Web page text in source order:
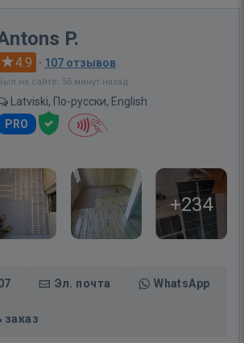
P.
4.9 · 107 отзывов
на сайте: 56 минут назад
Latviski, По-русски, English
PRO
+234
Эл. почта WhatsApp